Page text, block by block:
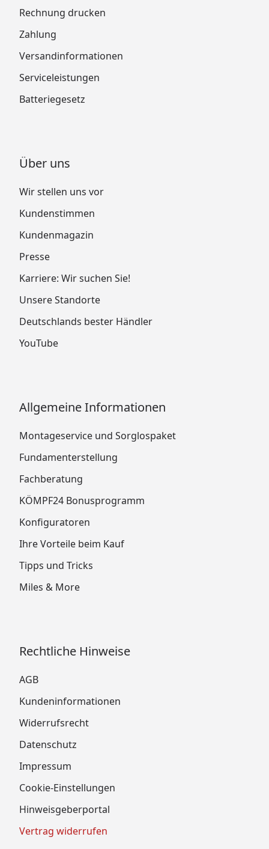
Rechnung drucken
Zahlung
Versandinformationen
Serviceleistungen
Batteriegesetz
Über uns
Wir stellen uns vor
Kundenstimmen
Kundenmagazin
Presse
Karriere: Wir suchen Sie!
Unsere Standorte
Deutschlands bester Händler
YouTube
Allgemeine Informationen
Montageservice und Sorglospaket
Fundamenterstellung
Fachberatung
KÖMPF24 Bonusprogramm
Konfiguratoren
Ihre Vorteile beim Kauf
Tipps und Tricks
Miles & More
Rechtliche Hinweise
AGB
Kundeninformationen
Widerrufsrecht
Datenschutz
Impressum
Cookie-Einstellungen
Hinweisgeberportal
Vertrag widerrufen